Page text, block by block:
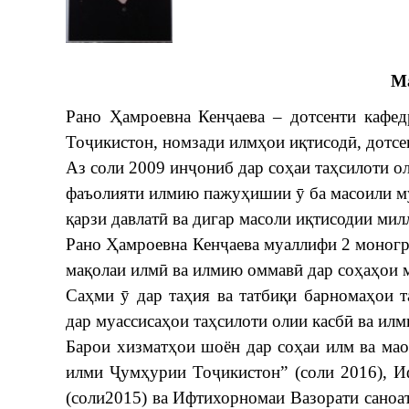
Рано Ҳамроевна Кенҷаева – дотсенти
Тоҷикистон, номзади илмҳои иқтисодӣ,
Аз соли 2009 инҷониб дар соҳаи таҳсилоти
фаъолияти илмию пажуҳишии ӯ ба масоили
қарзи давлатӣ ва дигар масоли иқтисодии
Рано Ҳамроевна Кенҷаева муаллифи 2
мақолаи илмӣ ва илмию оммавӣ дар соҳаҳои
Саҳми ӯ дар таҳия ва татбиқи барномаҳои
дар муассисаҳои таҳсилоти олии касбӣ ва
Барои хизматҳои шоён дар соҳаи илм ва
илми Ҷумҳурии Тоҷикистон” (соли 2016),
(соли2015) ва Ифтихорномаи Вазорати